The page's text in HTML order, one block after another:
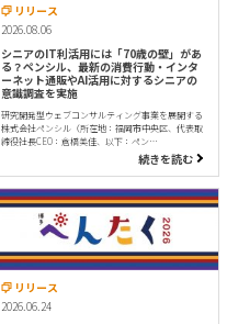
リリース
2026.08.06
シニアのIT利活用には「70歳の壁」があ
る？ペンシル、最新の消費行動・インタ
ーネット通販やAI活用に対するシニアの
意識調査を実施
研究開発型ウェブコンサルティング事業を展開する
株式会社ペンシル（所在地：福岡市中央区、代表取
締役社長CEO：倉橋美佳、以下：ペン…
続きを読む
リリース
2026.06.24